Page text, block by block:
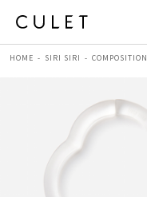
HOME SIRI SIRI COMPOSITION